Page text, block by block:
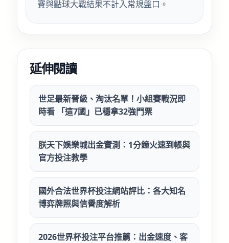
賽與點球大戰結果不計入常規盤口。
延伸閱讀
世足最新晉級、淘汰名單！小組賽戰況即
時看 「這7國」已穩拿32強門票
朕天下娛樂城出金實測：1分鐘火速到帳與
官方投注教學
國外合法世界杯投注網站評比：各大知名
博弈牌照與信譽度解析
2026世界杯投注平台推薦：出金速度、客